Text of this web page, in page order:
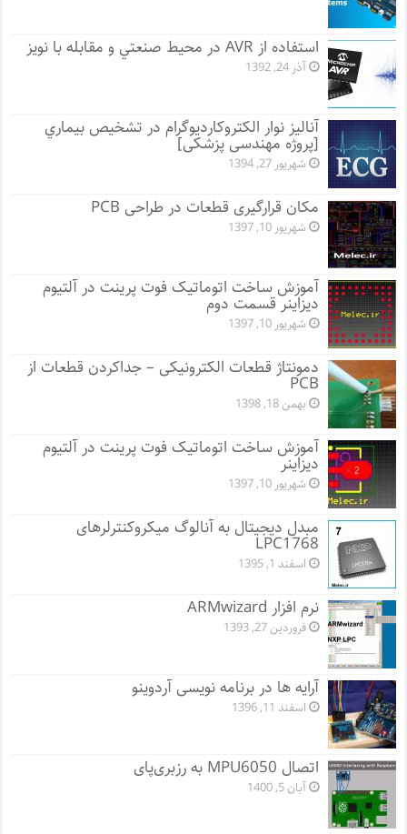
اﺳﺘﻔﺎده از AVR در ﻣﺤﻴﻂ ﺻﻨﻌﺘﻲ و ﻣﻘﺎﺑﻠﻪ ﺑﺎ ﻧﻮﻳﺰ
آذر 24, 1392
آنالیز نوار الکتروکاردیوگرام در تشخیص بیماري
[پروژه مهندسی پزشکی]
شهریور 27, 1394
مکان قرارگیری قطعات در طراحی PCB
شهریور 10, 1397
آموزش ساخت اتوماتیک فوت پرینت در آلتیوم
دیزاینر قسمت دوم
شهریور 10, 1397
دمونتاژ قطعات الکترونیکی – جداکردن قطعات از
PCB
بهمن 18, 1398
آموزش ساخت اتوماتیک فوت پرینت در آلتیوم
دیزاینر
شهریور 10, 1397
مبدل دیجیتال به آنالوگ میکروکنترلرهای
LPC1768
اسفند 1, 1395
نرم افزار ARMwizard
فروردین 27, 1393
آرایه ها در برنامه نویسی آردوینو
اسفند 11, 1396
اتصال MPU6050 به رزبری‌پای
آبان 5, 1400